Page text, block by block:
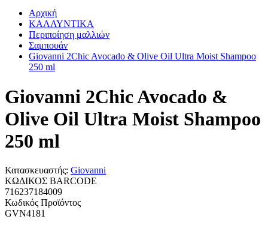
Αρχική
ΚΑΛΛΥΝΤΙΚΑ
Περιποίηση μαλλιών
Σαμπουάν
Giovanni 2Chic Avocado & Olive Oil Ultra Moist Shampoo
250 ml
Giovanni 2Chic Avocado &
Olive Oil Ultra Moist Shampoo
250 ml
Κατασκευαστής: Giovanni
ΚΩΔΙΚΟΣ BARCODE
716237184009
Κωδικός Προϊόντος
GVN4181